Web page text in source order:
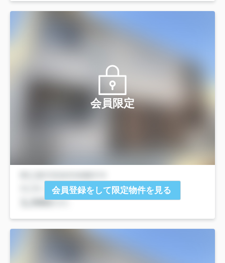
会員限定
会員登録をして限定物件を見る